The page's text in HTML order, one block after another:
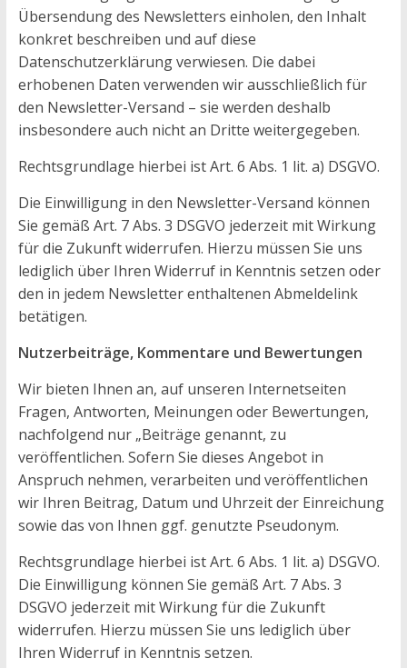
Übersendung des Newsletters einholen, den Inhalt
konkret beschreiben und auf diese
Datenschutzerklärung verwiesen. Die dabei
erhobenen Daten verwenden wir ausschließlich für
den Newsletter-Versand – sie werden deshalb
insbesondere auch nicht an Dritte weitergegeben.
Rechtsgrundlage hierbei ist Art. 6 Abs. 1 lit. a) DSGVO.
Die Einwilligung in den Newsletter-Versand können
Sie gemäß Art. 7 Abs. 3 DSGVO jederzeit mit Wirkung
für die Zukunft widerrufen. Hierzu müssen Sie uns
lediglich über Ihren Widerruf in Kenntnis setzen oder
den in jedem Newsletter enthaltenen Abmeldelink
betätigen.
Nutzerbeiträge, Kommentare und Bewertungen
Wir bieten Ihnen an, auf unseren Internetseiten
Fragen, Antworten, Meinungen oder Bewertungen,
nachfolgend nur „Beiträge genannt, zu
veröffentlichen. Sofern Sie dieses Angebot in
Anspruch nehmen, verarbeiten und veröffentlichen
wir Ihren Beitrag, Datum und Uhrzeit der Einreichung
sowie das von Ihnen ggf. genutzte Pseudonym.
Rechtsgrundlage hierbei ist Art. 6 Abs. 1 lit. a) DSGVO.
Die Einwilligung können Sie gemäß Art. 7 Abs. 3
DSGVO jederzeit mit Wirkung für die Zukunft
widerrufen. Hierzu müssen Sie uns lediglich über
Ihren Widerruf in Kenntnis setzen.